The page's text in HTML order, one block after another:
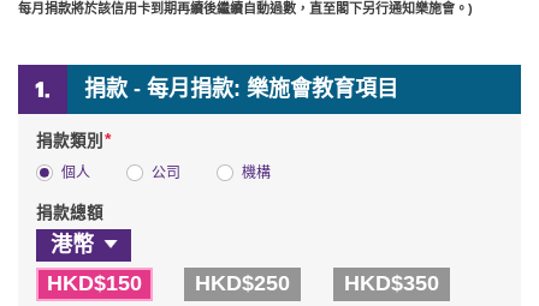
每月捐款將於該信用卡到期再續後繼續自動過數，直至閣下另行通知樂施會。)
捐款 - 每月捐款: 樂施會教育項目
捐款類別 *
個人 公司 機構
捐款總額
HKD$150 HKD$250
HKD$350